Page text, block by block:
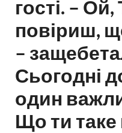
гості. –
повіриш,
–
Сьогодні
один
Що ти